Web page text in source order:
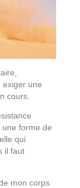
exiger une
cours.
une forme de
qui
il faut
mon corps